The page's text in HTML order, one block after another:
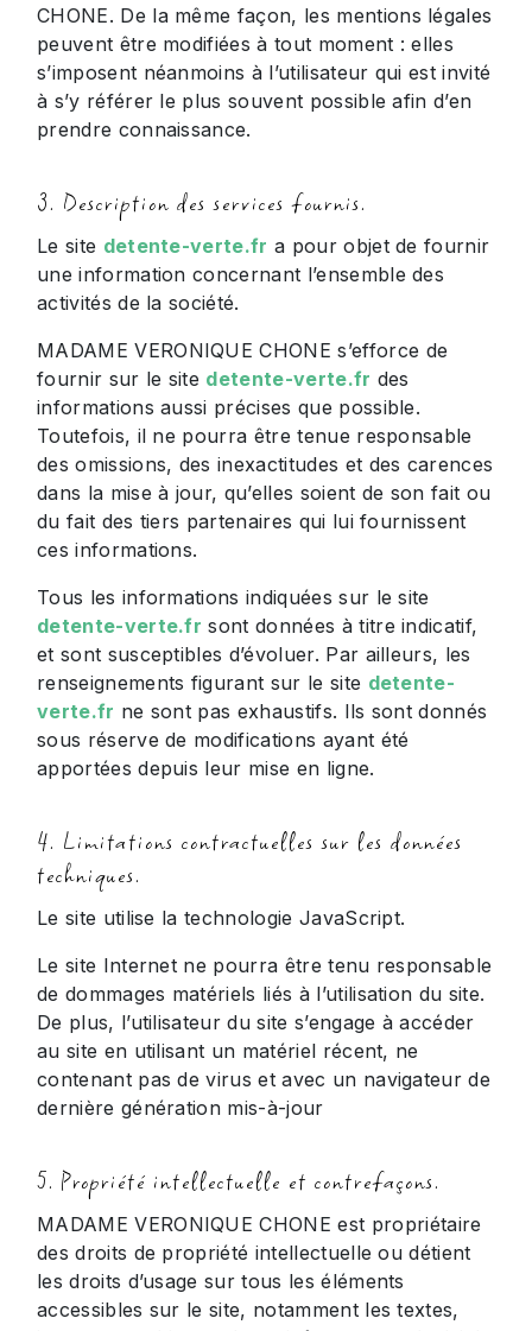
CHONE. De la même façon, les mentions légales
peuvent être modifiées à tout moment : elles
s’imposent néanmoins à l’utilisateur qui est invité
à s’y référer le plus souvent possible afin d’en
prendre connaissance.
3. Description des services fournis.
Le site detente-verte.fr a pour objet de fournir
une information concernant l’ensemble des
activités de la société.
MADAME VERONIQUE CHONE s’efforce de
fournir sur le site detente-verte.fr des
informations aussi précises que possible.
Toutefois, il ne pourra être tenue responsable
des omissions, des inexactitudes et des carences
dans la mise à jour, qu’elles soient de son fait ou
du fait des tiers partenaires qui lui fournissent
ces informations.
Tous les informations indiquées sur le site
detente-verte.fr sont données à titre indicatif,
et sont susceptibles d’évoluer. Par ailleurs, les
renseignements figurant sur le site detente-
verte.fr ne sont pas exhaustifs. Ils sont donnés
sous réserve de modifications ayant été
apportées depuis leur mise en ligne.
4. Limitations contractuelles sur les données
techniques.
Le site utilise la technologie JavaScript.
Le site Internet ne pourra être tenu responsable
de dommages matériels liés à l’utilisation du site.
De plus, l’utilisateur du site s’engage à accéder
au site en utilisant un matériel récent, ne
contenant pas de virus et avec un navigateur de
dernière génération mis-à-jour
5. Propriété intellectuelle et contrefaçons.
MADAME VERONIQUE CHONE est propriétaire
des droits de propriété intellectuelle ou détient
les droits d’usage sur tous les éléments
accessibles sur le site, notamment les textes,